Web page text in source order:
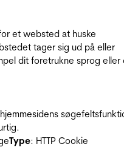
et websted at huske
tager sig ud på eller
dit foretrukne sprog eller
Type: HTTP Cookie